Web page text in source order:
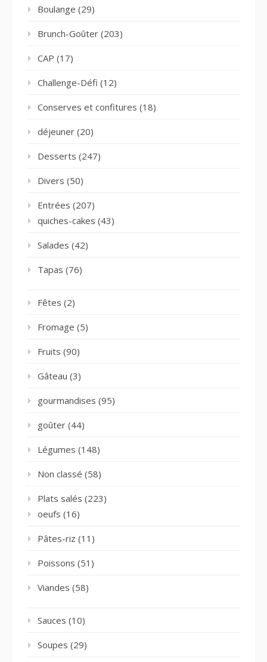
Boulange (29)
Brunch-Goûter (203)
CAP (17)
Challenge-Défi (12)
Conserves et confitures (18)
déjeuner (20)
Desserts (247)
Divers (50)
Entrées (207)
quiches-cakes (43)
Salades (42)
Tapas (76)
Fêtes (2)
Fromage (5)
Fruits (90)
Gâteau (3)
gourmandises (95)
goûter (44)
Légumes (148)
Non classé (58)
Plats salés (223)
oeufs (16)
Pâtes-riz (11)
Poissons (51)
Viandes (58)
Sauces (10)
Soupes (29)